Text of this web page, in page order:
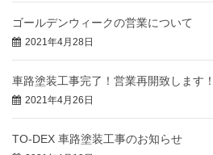
ゴールデンウィークの営業について
2021年4月28日
車路塗装工事完了！営業再開致します！
2021年4月26日
TO-DEX 車路塗装工事のお知らせ